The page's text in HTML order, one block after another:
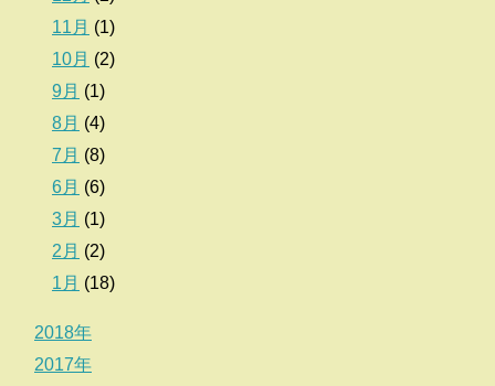
11月 (1)
10月 (2)
9月 (1)
8月 (4)
7月 (8)
6月 (6)
3月 (1)
2月 (2)
1月 (18)
2018年
2017年